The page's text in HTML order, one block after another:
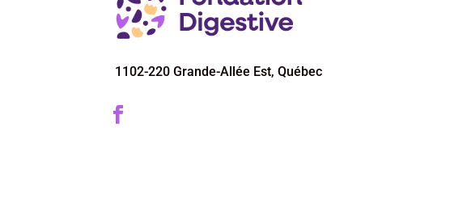
1102-220 Grande-Allée Est, Québec
